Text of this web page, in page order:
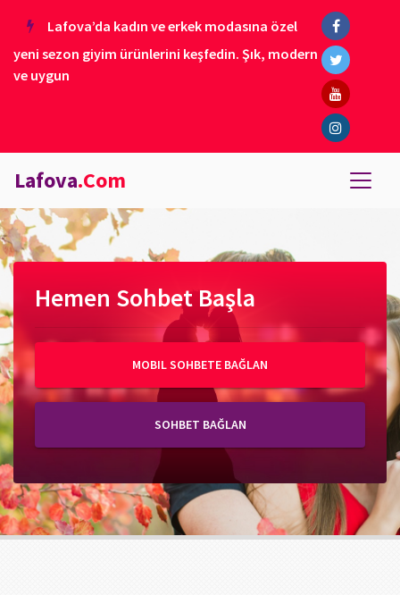
Lafova’da kadın ve erkek modasına özel
yeni sezon giyim ürünlerini keşfedin. Şık, modern
ve uygun
Lafova.Com
Hemen Sohbet Başla
MOBIL SOHBETE BAĞLAN
SOHBET BAĞLAN